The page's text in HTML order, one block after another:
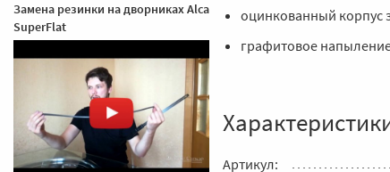
оцинкованный корпус
графитовое
Артикул:
Замена резинки на дворниках Alca
SuperFlat